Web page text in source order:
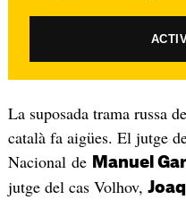
La suposada trama russa
català fa aigües. El jutge
Nacional de Manuel
jutge del cas Volhov,